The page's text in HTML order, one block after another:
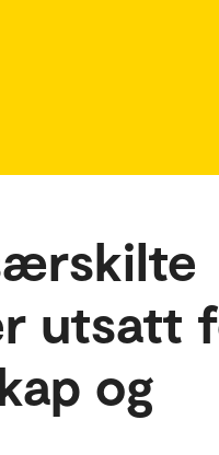
utsatt
og